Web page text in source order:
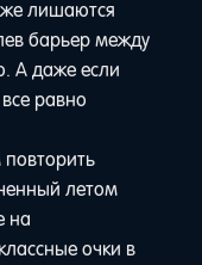
лишаются
барьер между
А даже если
равно
летом
на
очки в